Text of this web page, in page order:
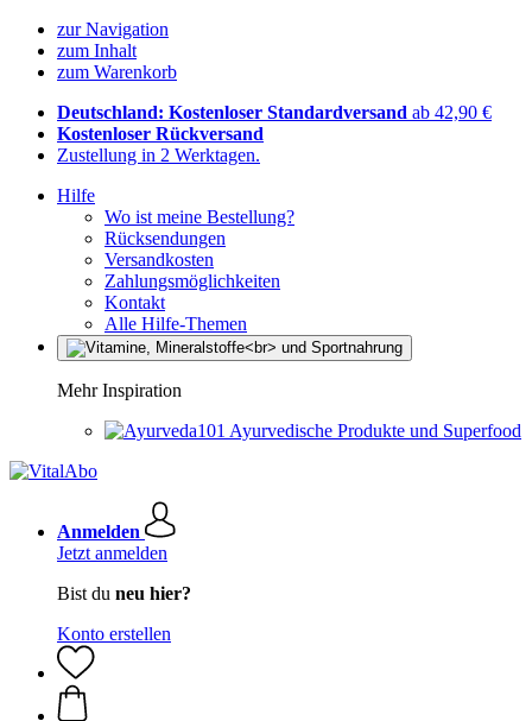
zur Navigation
zum Inhalt
zum Warenkorb
Deutschland: Kostenloser Standardversand ab 42,90 €
Kostenloser Rückversand
Zustellung in 2 Werktagen.
Hilfe
Wo ist meine Bestellung?
Rücksendungen
Versandkosten
Zahlungsmöglichkeiten
Kontakt
Alle Hilfe-Themen
Mehr Inspiration
Ayurvedische Produkte und Superfood
Anmelden
Jetzt anmelden
Bist du neu hier?
Konto erstellen